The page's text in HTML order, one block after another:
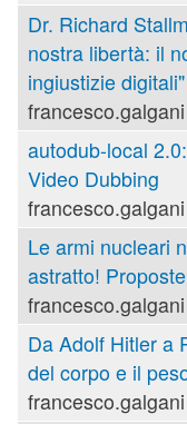
Dr. Richard
nostra libertà: il
ingiustizie digitali"
francesco.galgani
autodub-local
Video Dubbing
francesco.galgani
Le armi nucleari
astratto!
francesco.galgani
Da Adolf Hitler a
del corpo e il
francesco.galgani